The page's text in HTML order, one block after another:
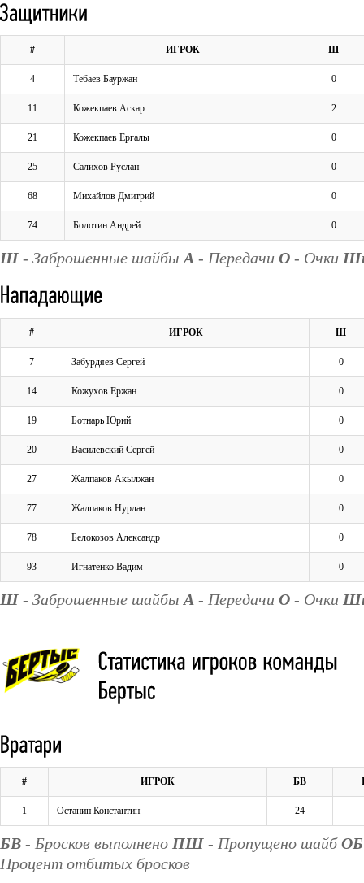
# ИГРОК Ш
4 Тебаев Бауржан 0
11 Кожекпаев Аскар 2
21 Кожекпаев Ергалы 0
25 Салихов Руслан 0
68 Михайлов Дмитрий 0
74 Болотин Андрей 0
Ш - Заброшенные шайбы А - Передачи О - Очки
# ИГРОК Ш
7 Забурдяев Сергей 0
14 Кожухов Ержан 0
19 Ботнарь Юрий 0
20 Василевский Сергей 0
27 Жалпаков Акылжан 0
77 Жалпаков Нурлан 0
78 Белокозов Александр 0
93 Игнатенко Вадим 0
Ш - Заброшенные шайбы А - Передачи О - Очки
# ИГРОК БВ
1 Останин Константин 24
БВ - Бросков выполнено ПШ - Пропущено шайб ОБ
Процент отбитых бросков